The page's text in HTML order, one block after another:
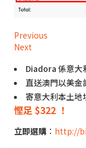
Previous
Next
Diadora 係意大
直送澳門以美金
寄意大利本土地
慳足 $322 ！
立即選購 ： http://